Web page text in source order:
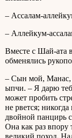
– Ассалам-
– Аллейкум-
Вместе с Шай-ата
обменялись
– Сын мой, Манас,
ыпчи. – Я дарю
может пробить
не рвется;
двойной панцирь
Она как раз